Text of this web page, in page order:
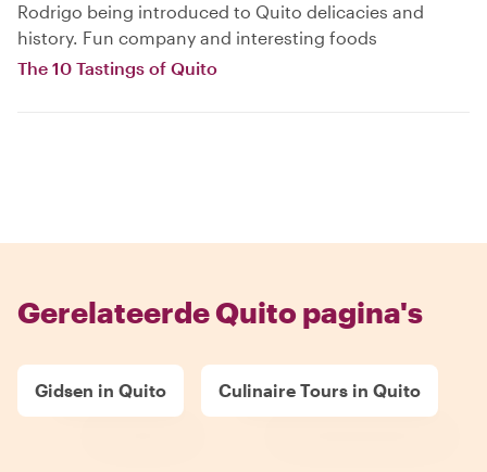
Rodrigo being introduced to Quito delicacies and
history. Fun company and interesting foods
The 10 Tastings of Quito
Gerelateerde Quito pagina's
Gidsen in Quito Culinaire Tours in Quito